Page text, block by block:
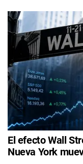
El efecto Wall
Nueva York